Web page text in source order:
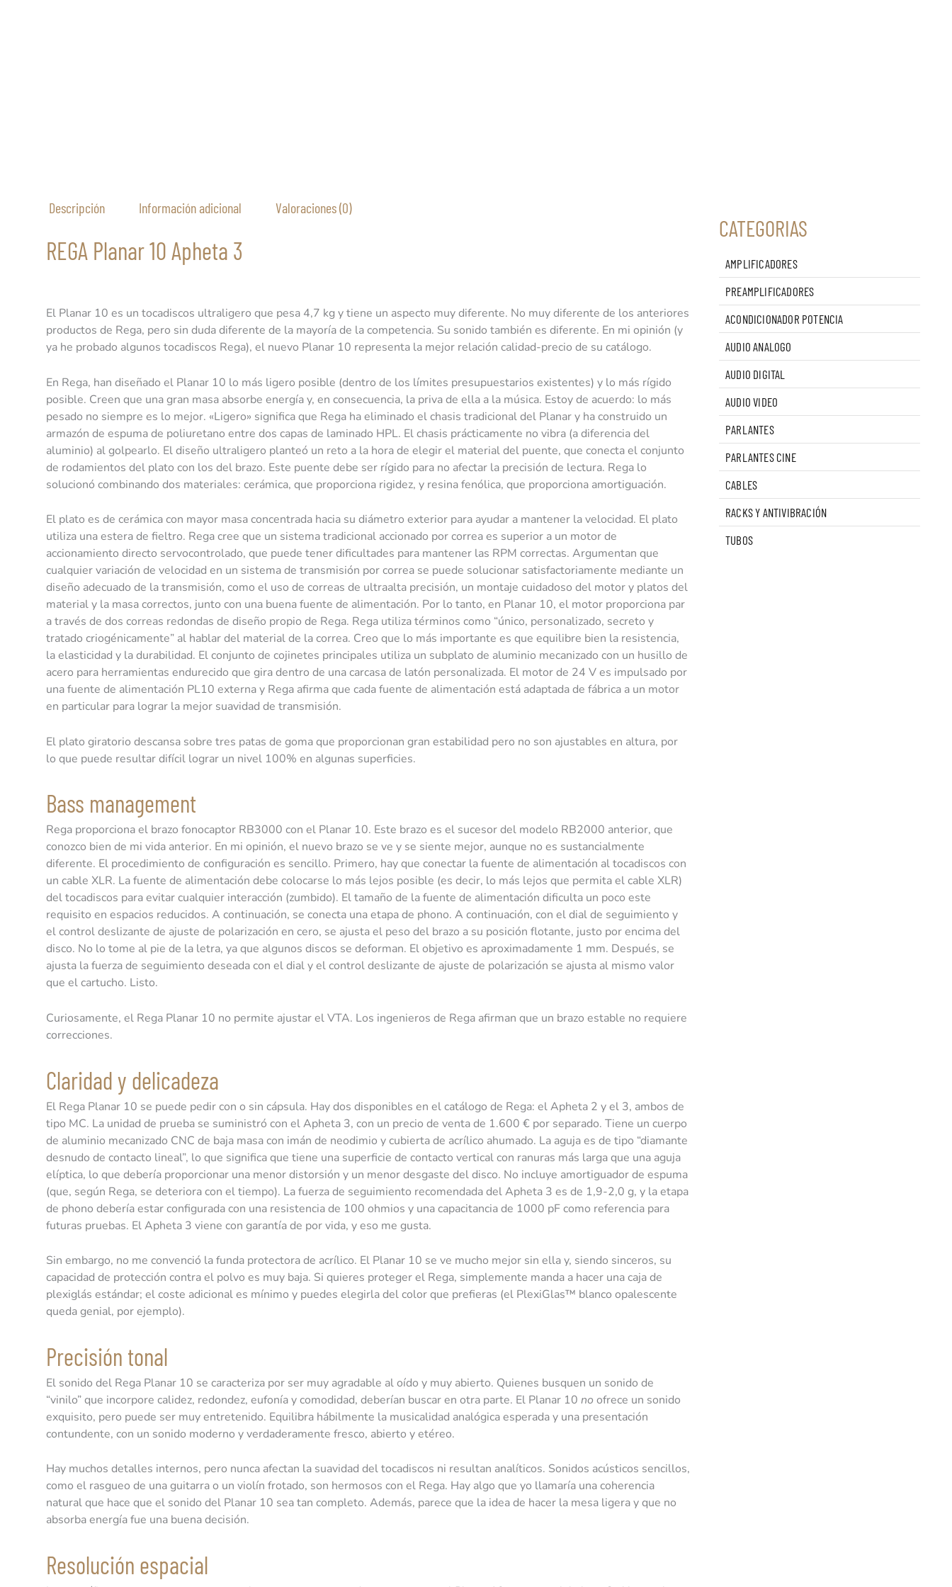
Descripción Información adicional Valoraciones (0)
REGA Planar 10 Apheta 3
El Planar 10 es un tocadiscos ultraligero que pesa 4,7 kg y tiene un aspecto muy diferente. No muy diferente de los anteriores
productos de Rega, pero sin duda diferente de la mayoría de la competencia. Su sonido también es diferente. En mi opinión (y
ya he probado algunos tocadiscos Rega), el nuevo Planar 10 representa la mejor relación calidad-precio de su catálogo.
En Rega, han diseñado el Planar 10 lo más ligero posible (dentro de los límites presupuestarios existentes) y lo más rígido
posible. Creen que una gran masa absorbe energía y, en consecuencia, la priva de ella a la música. Estoy de acuerdo: lo más
pesado no siempre es lo mejor. «Ligero» significa que Rega ha eliminado el chasis tradicional del Planar y ha construido un
armazón de espuma de poliuretano entre dos capas de laminado HPL. El chasis prácticamente no vibra (a diferencia del
aluminio) al golpearlo. El diseño ultraligero planteó un reto a la hora de elegir el material del puente, que conecta el conjunto
de rodamientos del plato con los del brazo. Este puente debe ser rígido para no afectar la precisión de lectura. Rega lo
solucionó combinando dos materiales: cerámica, que proporciona rigidez, y resina fenólica, que proporciona amortiguación.
El plato es de cerámica con mayor masa concentrada hacia su diámetro exterior para ayudar a mantener la velocidad. El plato
utiliza una estera de fieltro. Rega cree que un sistema tradicional accionado por correa es superior a un motor de
accionamiento directo servocontrolado, que puede tener dificultades para mantener las RPM correctas. Argumentan que
cualquier variación de velocidad en un sistema de transmisión por correa se puede solucionar satisfactoriamente mediante un
diseño adecuado de la transmisión, como el uso de correas de ultraalta precisión, un montaje cuidadoso del motor y platos del
material y la masa correctos, junto con una buena fuente de alimentación. Por lo tanto, en Planar 10, el motor proporciona par
a través de dos correas redondas de diseño propio de Rega. Rega utiliza términos como “único, personalizado, secreto y
tratado criogénicamente” al hablar del material de la correa. Creo que lo más importante es que equilibre bien la resistencia,
la elasticidad y la durabilidad. El conjunto de cojinetes principales utiliza un subplato de aluminio mecanizado con un husillo de
acero para herramientas endurecido que gira dentro de una carcasa de latón personalizada. El motor de 24 V es impulsado por
una fuente de alimentación PL10 externa y Rega afirma que cada fuente de alimentación está adaptada de fábrica a un motor
en particular para lograr la mejor suavidad de transmisión.
El plato giratorio descansa sobre tres patas de goma que proporcionan gran estabilidad pero no son ajustables en altura, por
lo que puede resultar difícil lograr un nivel 100% en algunas superficies.
Bass management
Rega proporciona el brazo fonocaptor RB3000 con el Planar 10. Este brazo es el sucesor del modelo RB2000 anterior, que
conozco bien de mi vida anterior. En mi opinión, el nuevo brazo se ve y se siente mejor, aunque no es sustancialmente
diferente. El procedimiento de configuración es sencillo. Primero, hay que conectar la fuente de alimentación al tocadiscos con
un cable XLR. La fuente de alimentación debe colocarse lo más lejos posible (es decir, lo más lejos que permita el cable XLR)
del tocadiscos para evitar cualquier interacción (zumbido). El tamaño de la fuente de alimentación dificulta un poco este
requisito en espacios reducidos. A continuación, se conecta una etapa de phono. A continuación, con el dial de seguimiento y
el control deslizante de ajuste de polarización en cero, se ajusta el peso del brazo a su posición flotante, justo por encima del
disco. No lo tome al pie de la letra, ya que algunos discos se deforman. El objetivo es aproximadamente 1 mm. Después, se
ajusta la fuerza de seguimiento deseada con el dial y el control deslizante de ajuste de polarización se ajusta al mismo valor
que el cartucho. Listo.
Curiosamente, el Rega Planar 10 no permite ajustar el VTA. Los ingenieros de Rega afirman que un brazo estable no requiere
correcciones.
Claridad y delicadeza
El Rega Planar 10 se puede pedir con o sin cápsula. Hay dos disponibles en el catálogo de Rega: el Apheta 2 y el 3, ambos de
tipo MC. La unidad de prueba se suministró con el Apheta 3, con un precio de venta de 1.600 € por separado. Tiene un cuerpo
de aluminio mecanizado CNC de baja masa con imán de neodimio y cubierta de acrílico ahumado. La aguja es de tipo “diamante
desnudo de contacto lineal”, lo que significa que tiene una superficie de contacto vertical con ranuras más larga que una aguja
elíptica, lo que debería proporcionar una menor distorsión y un menor desgaste del disco. No incluye amortiguador de espuma
(que, según Rega, se deteriora con el tiempo). La fuerza de seguimiento recomendada del Apheta 3 es de 1,9-2,0 g, y la etapa
de phono debería estar configurada con una resistencia de 100 ohmios y una capacitancia de 1000 pF como referencia para
futuras pruebas. El Apheta 3 viene con garantía de por vida, y eso me gusta.
Sin embargo, no me convenció la funda protectora de acrílico. El Planar 10 se ve mucho mejor sin ella y, siendo sinceros, su
capacidad de protección contra el polvo es muy baja. Si quieres proteger el Rega, simplemente manda a hacer una caja de
plexiglás estándar; el coste adicional es mínimo y puedes elegirla del color que prefieras (el PlexiGlas™ blanco opalescente
queda genial, por ejemplo).
Precisión tonal
El sonido del Rega Planar 10 se caracteriza por ser muy agradable al oído y muy abierto. Quienes busquen un sonido de
“vinilo” que incorpore calidez, redondez, eufonía y comodidad, deberían buscar en otra parte. El Planar 10 no ofrece un sonido
exquisito, pero puede ser muy entretenido. Equilibra hábilmente la musicalidad analógica esperada y una presentación
contundente, con un sonido moderno y verdaderamente fresco, abierto y etéreo.
Hay muchos detalles internos, pero nunca afectan la suavidad del tocadiscos ni resultan analíticos. Sonidos acústicos sencillos,
como el rasgueo de una guitarra o un violín frotado, son hermosos con el Rega. Hay algo que yo llamaría una coherencia
natural que hace que el sonido del Planar 10 sea tan completo. Además, parece que la idea de hacer la mesa ligera y que no
absorba energía fue una buena decisión.
Resolución espacial
CATEGORIAS
AMPLIFICADORES
PREAMPLIFICADORES
ACONDICIONADOR POTENCIA
AUDIO ANALOGO
AUDIO DIGITAL
AUDIO VIDEO
PARLANTES
PARLANTES CINE
CABLES
RACKS Y ANTIVIBRACIÓN
TUBOS